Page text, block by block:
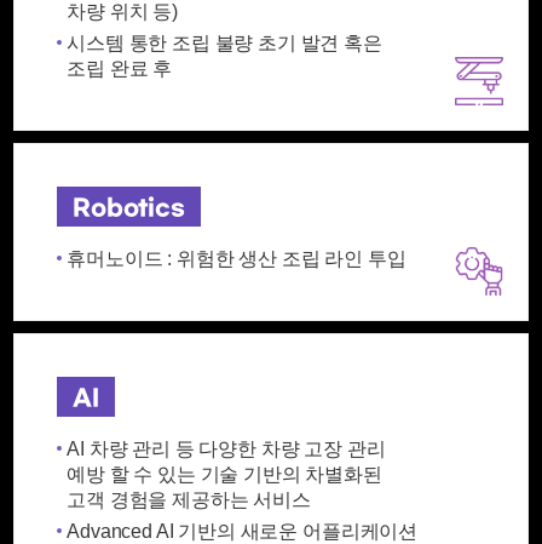
차량 위치 등)
시스템 통한 조립 불량 초기 발견 혹은
조립 완료 후
Robotics
휴머노이드 : 위험한 생산 조립 라인 투입
AI
AI 차량 관리 등 다양한 차량 고장 관리
예방 할 수 있는 기술 기반의 차별화된
고객 경험을 제공하는 서비스
Advanced AI 기반의 새로운 어플리케이션